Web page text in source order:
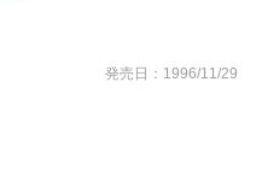
発売日：1996/11/29